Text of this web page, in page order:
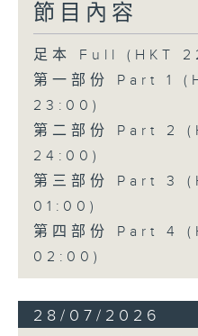
節目內容
足本 Full (HKT
第一部份 Part 1
23:00)
第二部份 Part 2
24:00)
第三部份 Part 3
01:00)
第四部份 Part 4
02:00)
28/07/2026